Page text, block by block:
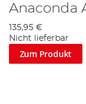
Anaconda
135,95 €
Nicht lieferbar
Zum Produkt